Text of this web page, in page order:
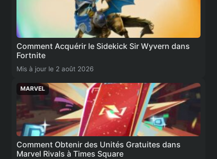
Comment Acquérir le Sidekick Sir Wyvern dans
Fortnite
Mis à jour le 2 août 2026
MARVEL
Comment Obtenir des Unités Gratuites dans
Marvel Rivals à Times Square